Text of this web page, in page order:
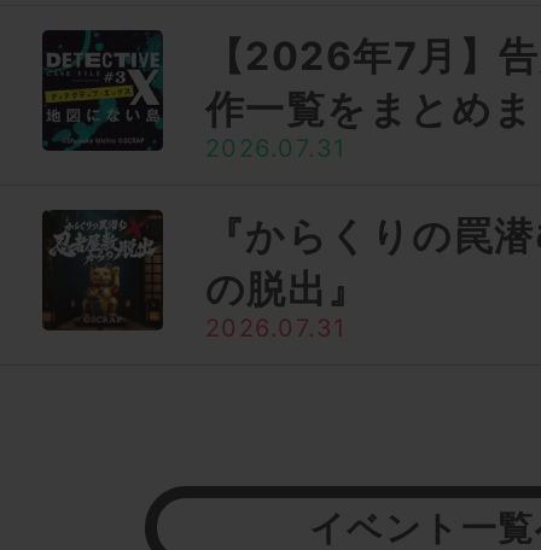
【2026年7月】
作一覧をまとめ
2026.07.31
『からくりの罠
の脱出』
2026.07.31
イベント一